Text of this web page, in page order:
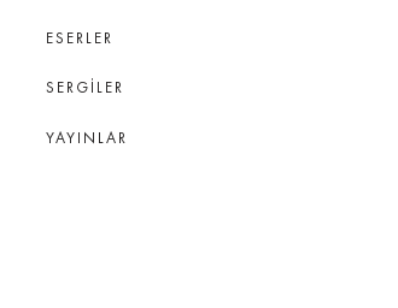
ESERLER
SERGİLER
YAYINLAR